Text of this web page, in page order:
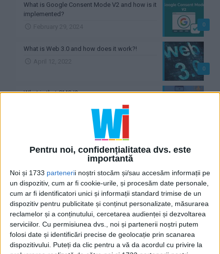
Pentru noi, confidențialitatea dvs. este
importantă
Noi și 1733 partenerii noștri stocăm și/sau accesăm informații pe
un dispozitiv, cum ar fi cookie-urile, și procesăm date personale,
cum ar fi identificatori unici și informații standard trimise de un
dispozitiv pentru publicitate și conținut personalizate, măsurarea
reclamelor și a conținutului, cercetarea audienței și dezvoltarea
serviciilor. Cu permisiunea dvs., noi și partenerii noștri putem
folosi date și identificări precise de geolocație prin scanarea
dispozitivului. Puteți da clic pentru a vă da acordul cu privire la
0
What is Google Consent Mode V2 and how is it
implemented?
0
What is Web 3.0 and how does it work?!
What is that CMS !?
30 January 2020
What's the frontend !?
28 January 2020
What is a backend !?
28 January 2020